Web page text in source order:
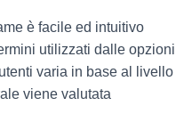
è facile ed intuitivo
utilizzati dalle opzioni
varia in base al livello
viene valutata